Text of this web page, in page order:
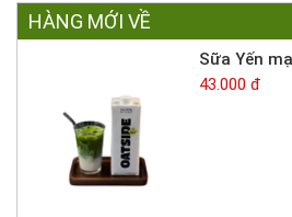
HÀNG MỚI VỀ
Sữa Yến
43.000 đ